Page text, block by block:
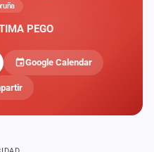
PEGO
Google Calendar